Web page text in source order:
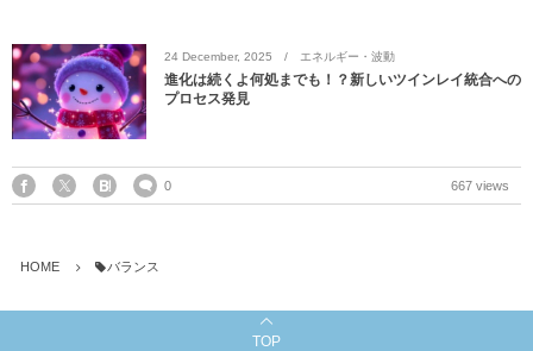
24 December, 2025 エネルギー・波動
進化は続くよ何処までも！？新しいツインレイ統合への
プロセス発見
0 667 views
HOME バランス
TOP